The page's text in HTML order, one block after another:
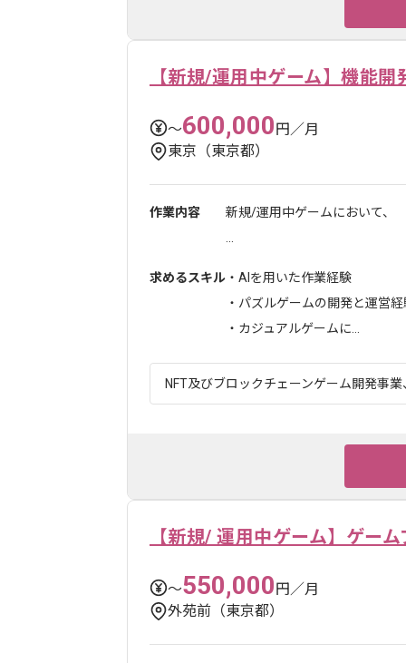
【新規/運用中ゲーム】機能
〜600,000円／月
東京（東京都）
作業内容
新規/運用中ゲームにおいて、
求めるスキル ・AIを用いた作業経験
・パズルゲームの開発と運営経
・カジュアルゲームに...
NFT及びブロックチェーンゲーム開発事
【新規/ 運用中ゲーム】ゲー
〜550,000円／月
外苑前（東京都）